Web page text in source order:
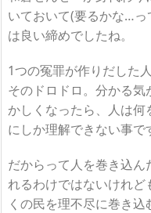
いておいて(要るかな…
は良い締めでしたね。
1つの冤罪が作りだした
そのドロドロ。分かる
かしくなったら、人は
にしか理解できない事で
だからって人を巻き込
れるわけではないけれ
くの民を理不尽に巻き